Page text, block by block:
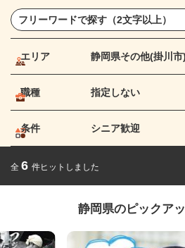
エリア 静岡県その他(掛川市)
職種 指定しない
条件 シニア歓迎
全 6 件ヒットしました
静岡県のピックア